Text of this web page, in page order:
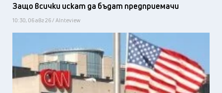
Защо всички искат да бъдат предприемачи
10:30, 06 авг 26 / AInteview